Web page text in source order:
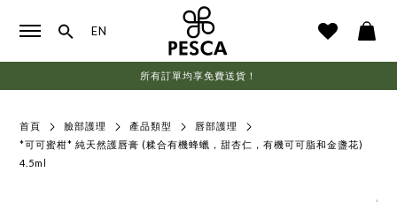
EN
所有訂單均享免費送貨！
首頁 臉部護理 產品類型
唇部護理
*可可蜜柑* 純天然護唇膏 (糅合有機蜂蠟，甜杏仁，有機可可脂和金盞花)
4.5ml